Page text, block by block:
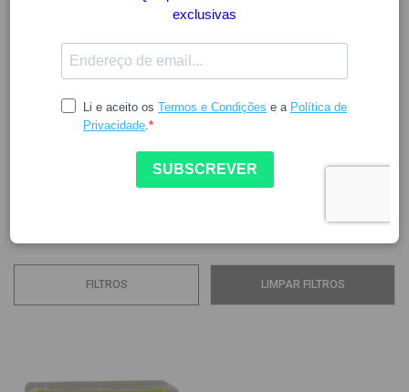
QUIES
Quies é uma marca especializada em oferecer diversidade
tampões auditivos de silicone e bandas protetoras de
são flexíveis e resistentes à água, ideal para uso durante
atividades na praia, piscina, esportes aquáticos,...
FILTROS LIMPAR FILTROS